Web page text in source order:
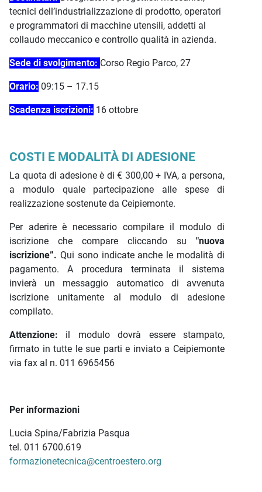
tecnici dell’industrializzazione di prodotto, operatori
e programmatori di macchine utensili, addetti al
collaudo meccanico e controllo qualità in azienda.
Sede di svolgimento: Corso Regio Parco, 27
Orario: 09:15 – 17.15
Scadenza iscrizioni: 16 ottobre
COSTI E MODALITÀ DI ADESIONE
La quota di adesione è di € 300,00 + IVA, a persona,
a modulo quale partecipazione alle spese di
realizzazione sostenute da Ceipiemonte.
Per aderire è necessario compilare il modulo di
iscrizione che compare cliccando su "nuova
iscrizione”. Qui sono indicate anche le modalità di
pagamento. A procedura terminata il sistema
invierà un messaggio automatico di avvenuta
iscrizione unitamente al modulo di adesione
compilato.
Attenzione: il modulo dovrà essere stampato,
firmato in tutte le sue parti e inviato a Ceipiemonte
via fax al n. 011 6965456
Per informazioni
Lucia Spina/Fabrizia Pasqua
tel. 011 6700.619
formazionetecnica@centroestero.org